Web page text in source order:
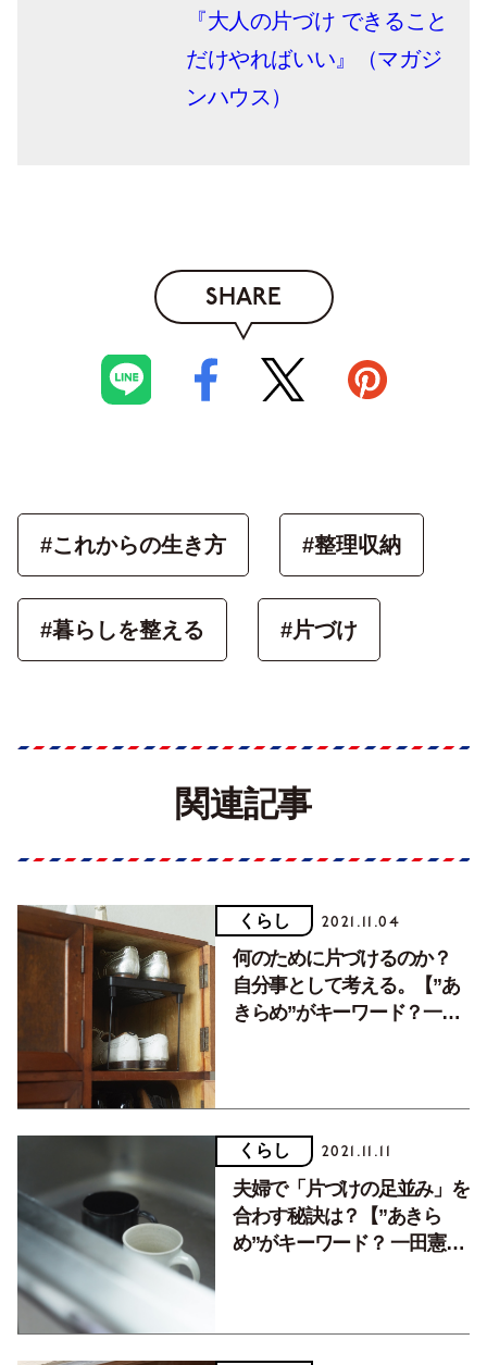
『大人の片づけ できること
だけやればいい』（マガジ
ンハウス）
SHARE
#これからの生き方 #整理収納
#暮らしを整える #片づけ
関連記事
くらし 2021.11.04
何のために片づけるのか？
自分事として考える。【”あ
きらめ”がキーワード？一田
くらし 2021.11.11
夫婦で「片づけの足並み」を
合わす秘訣は？【”あきら
め”がキーワード？ 一田憲子